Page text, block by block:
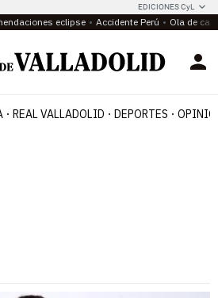
EDICIONES CyL
eclipse Accidente Perú Ola de
REAL VALLADOLID DEPORTES